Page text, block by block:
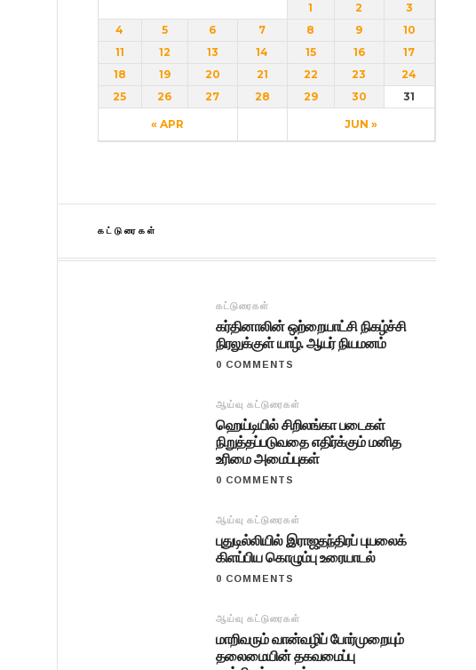
« APR JUN »
1 2
3
4
5 6 7 8 9
10
11
12 13 14 15 16
17
18
19 20 21 22 23
24
25
26 27 28 29 30 31
கட்டுரைகள்
கட்டுரைகள்
கர்தினாலின் ஒற்றையாட்சி நிகழ்ச்சி
நிரலுக்குள் யாழ். ஆயர் நியமனம்
0 COMMENTS
ஆய்வு கட்டுரைகள்
ஹெய்டியில் சிறிலங்கா படைகள்
நிறுத்தப்படுவதை எதிர்க்கும் மனித
உரிமை அமைப்புகள்
0 COMMENTS
ஆய்வு கட்டுரைகள்
புதுடில்லியில் இராஜதந்திரப் புயலைக்
கிளப்பிய கொழும்பு உரையாடல்
0 COMMENTS
ஆய்வு கட்டுரைகள்
மாறிவரும் வான்வழிப் போர்முறையும்
தலைமையின் தகவமைப்பு